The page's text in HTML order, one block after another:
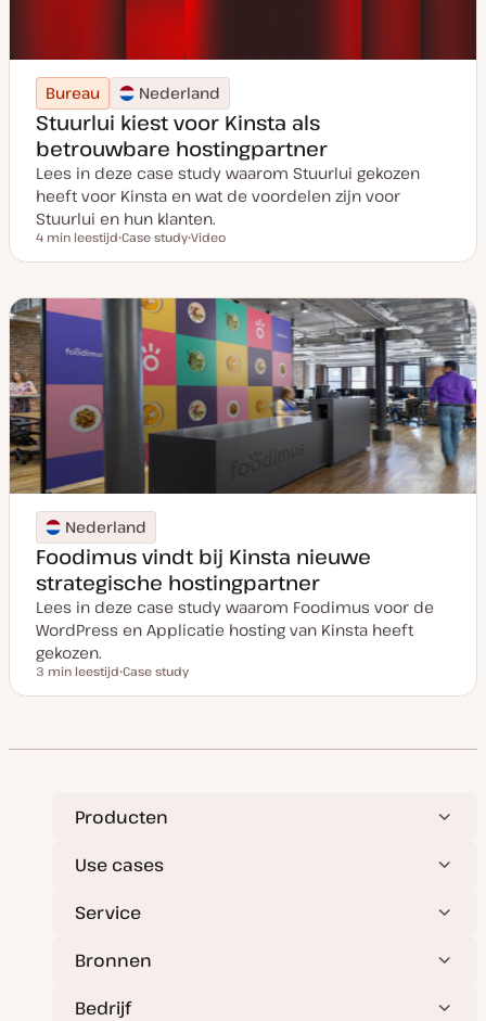
Bureau Nederland
Stuurlui kiest voor Kinsta als
betrouwbare hostingpartner
Lees in deze case study waarom Stuurlui gekozen
heeft voor Kinsta en wat de voordelen zijn voor
Stuurlui en hun klanten.
Leestijd
4 min leestijd
o
t
Case study
o
t
e
n
t
t
y
Video
Nederland
Foodimus vindt bij Kinsta nieuwe
strategische hostingpartner
Lees in deze case study waarom Foodimus voor de
WordPress en Applicatie hosting van Kinsta heeft
gekozen.
Leestijd
3 min leestijd
o
Case study
Producten
Use cases
Service
Bronnen
Bedrijf